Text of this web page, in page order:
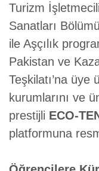
Turizm
Sanatları
ile Aşçılık
Pakistan ve
Teşkilatı’na üye
kurumlarını ve
prestijli ECO-
platformuna